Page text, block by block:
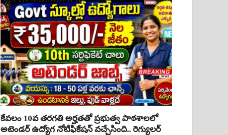
కేవలం 10వ తరగతి అర్హతతో ప్రభుత్వ పాఠశాలలో
అటెండర్ ఉద్యోగ నోటిఫికేషన్ వచ్చేసింది.. రెగ్యులర్